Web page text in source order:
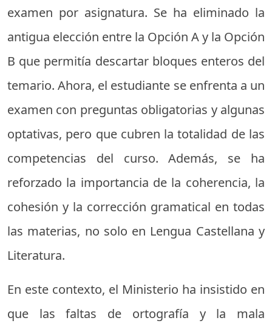
examen por asignatura. Se ha eliminado la
antigua elección entre la Opción A y la Opción
B que permitía descartar bloques enteros del
temario. Ahora, el estudiante se enfrenta a un
examen con preguntas obligatorias y algunas
optativas, pero que cubren la totalidad de las
competencias del curso. Además, se ha
reforzado la importancia de la coherencia, la
cohesión y la corrección gramatical en todas
las materias, no solo en Lengua Castellana y
Literatura.
En este contexto, el Ministerio ha insistido en
que las faltas de ortografía y la mala